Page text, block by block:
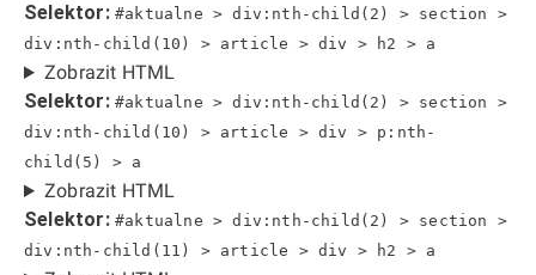
Selektor: #aktualne > div:nth-child(2) > section >
div:nth-child(10) > article > div > h2 > a
Zobrazit HTML
Selektor: #aktualne > div:nth-child(2) > section >
div:nth-child(10) > article > div > p:nth-
child(5) > a
Zobrazit HTML
Selektor: #aktualne > div:nth-child(2) > section >
div:nth-child(11) > article > div > h2 > a